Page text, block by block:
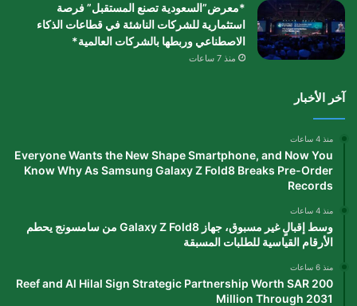
*معرض”السعودية تصنع المستقبل” فرصة
استثمارية للشركات الناشئة في قطاعات الذكاء
الاصطناعي وربطها بالشركات العالمية*
منذ 7 ساعات
آخر الأخبار
منذ 4 ساعات
Everyone Wants the New Shape Smartphone, and Now You
Know Why As Samsung Galaxy Z Fold8 Breaks Pre-Order
Records
منذ 4 ساعات
وسط إقبالٍ غير مسبوق، جهاز Galaxy Z Fold8 من سامسونج يحطم
الأرقام القياسية للطلبات المسبقة
منذ 6 ساعات
Reef and Al Hilal Sign Strategic Partnership Worth SAR 200
Million Through 2031